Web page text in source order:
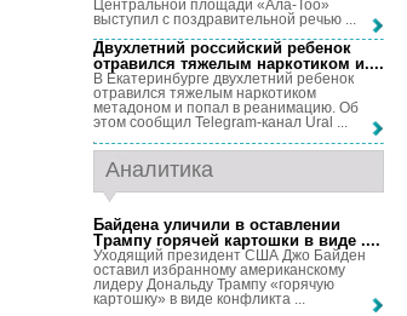
Центральной площади «Ала-Тоо»
выступил с поздравительной речью ...
Двухлетний российский ребенок
отравился тяжелым наркотиком и....
В Екатеринбурге двухлетний ребенок
отравился тяжелым наркотиком
метадоном и попал в реанимацию. Об
этом сообщил Telegram-канал Ural ...
Аналитика
Байдена уличили в оставлении
Трампу горячей картошки в виде ....
Уходящий президент США Джо Байден
оставил избранному американскому
лидеру Дональду Трампу «горячую
картошку» в виде конфликта ...